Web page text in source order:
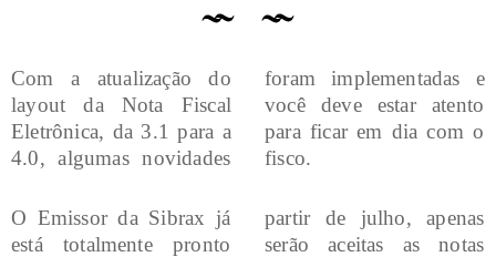
Com a atualização do
layout da Nota Fiscal
Eletrônica, da 3.1 para a
4.0, algumas novidades
foram implementadas e
você deve estar atento
para ficar em dia com o
fisco.
O Emissor da Sibrax já
está totalmente pronto
partir de julho, apenas
serão aceitas as notas